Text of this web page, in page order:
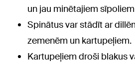
un jau minētajiem
Spinātus var stādīt ar
zemenēm un kartupeļiem.
Kartupeļiem droši blakus